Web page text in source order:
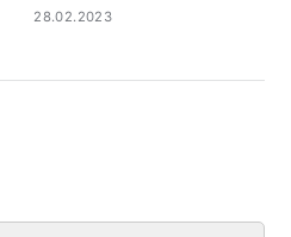
28.02.2023